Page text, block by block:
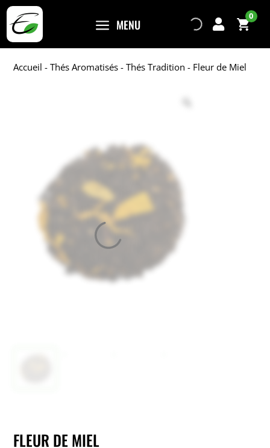
a MENU 
0
Accueil -Thés Aromatisés -Thés Tradition - Fleur de Miel
FLEUR DE MIEL